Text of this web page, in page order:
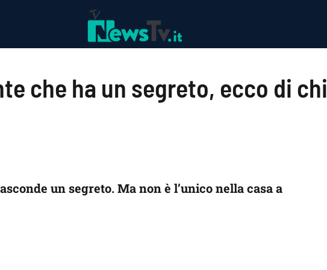
che ha un segreto, ecco di chi
un segreto. Ma non è l’unico nella casa a